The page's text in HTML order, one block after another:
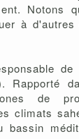
Notons
à
Rapporté
de
climats
bassin